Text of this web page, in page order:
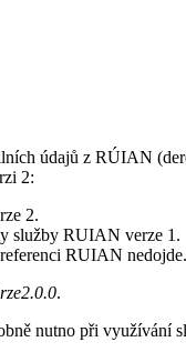
údajů z RÚIAN
2:
2.
služby RUIAN verze 1.
RUIAN nedojde.
.
nutno při využívání